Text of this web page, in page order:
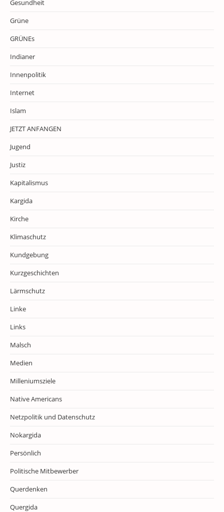
Gesundheit
Grüne
GRÜNEs
Indianer
Innenpolitik
Internet
Islam
JETZT ANFANGEN
Jugend
Justiz
Kapitalismus
Kargida
Kirche
Klimaschutz
Kundgebung
Kurzgeschichten
Lärmschutz
Linke
Links
Malsch
Medien
Milleniumsziele
Native Americans
Netzpolitik und Datenschutz
Nokargida
Persönlich
Politische Mitbewerber
Querdenken
Quergida